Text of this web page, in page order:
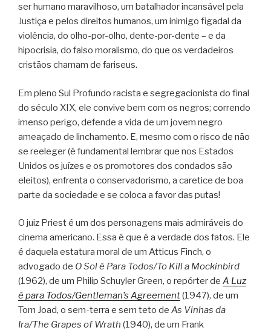
ser humano maravilhoso, um batalhador incansável pela
Justiça e pelos direitos humanos, um inimigo figadal da
violência, do olho-por-olho, dente-por-dente – e da
hipocrisia, do falso moralismo, do que os verdadeiros
cristãos chamam de fariseus.
Em pleno Sul Profundo racista e segregacionista do final
do século XIX, ele convive bem com os negros; correndo
imenso perigo, defende a vida de um jovem negro
ameaçado de linchamento. E, mesmo com o risco de não
se reeleger (é fundamental lembrar que nos Estados
Unidos os juízes e os promotores dos condados são
eleitos), enfrenta o conservadorismo, a caretice de boa
parte da sociedade e se coloca a favor das putas!
O juiz Priest é um dos personagens mais admiráveis do
cinema americano. Essa é que é a verdade dos fatos. Ele
é daquela estatura moral de um Atticus Finch, o
advogado de O Sol é Para Todos/To Kill a Mockinbird
(1962), de um Philip Schuyler Green, o repórter de A Luz
é para Todos/Gentleman’s Agreement(1947), de um
Tom Joad, o sem-terra e sem teto de As Vinhas da
Ira/The Grapes of Wrath (1940), de um Frank